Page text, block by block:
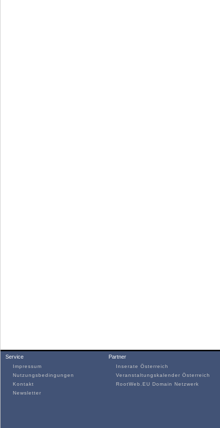
Service
Impressum
Nutzungsbedingungen
Kontakt
Newsletter
Partner
Inserate Österreich
Veranstaltungskalender Österreich
RootWeb.EU Domain Netzwerk